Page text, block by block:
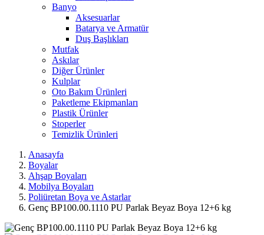
Banyo
Aksesuarlar
Batarya ve Armatür
Duş Başlıkları
Mutfak
Askılar
Diğer Ürünler
Kulplar
Oto Bakım Ürünleri
Paketleme Ekipmanları
Plastik Ürünler
Stoperler
Temizlik Ürünleri
Anasayfa
Boyalar
Ahşap Boyaları
Mobilya Boyaları
Poliüretan Boya ve Astarlar
Genç BP100.00.1110 PU Parlak Beyaz Boya 12+6 kg